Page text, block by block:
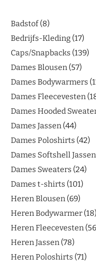
Badstof 8
Bedrijfs-Kleding 17
Caps/Snapbacks 139
Dames Blousen 57
Dames Bodywarmers
Dames Fleecevesten
Dames Hooded
Dames Jassen 44
Dames Poloshirts 42
Dames Softshell Jassen
Dames Sweaters 24
Dames t-shirts 101
Heren Blousen 69
Heren Bodywarmer 18
Heren Fleecevesten
Heren Jassen 78
Heren Poloshirts 71